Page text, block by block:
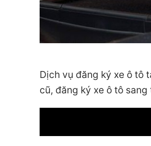
Dịch vụ đăng ký xe ô tô
cũ, đăng ký xe ô tô